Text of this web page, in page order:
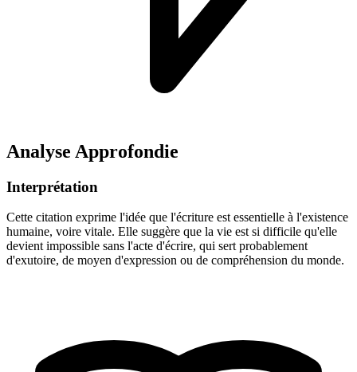
Analyse Approfondie
Interprétation
Cette citation exprime l'idée que l'écriture est essentielle à l'existence
humaine, voire vitale. Elle suggère que la vie est si difficile qu'elle
devient impossible sans l'acte d'écrire, qui sert probablement
d'exutoire, de moyen d'expression ou de compréhension du monde.